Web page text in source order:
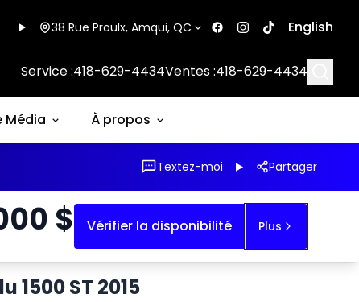
38 Rue Proulx, Amqui, QC English
Service :418-629-4434Ventes :418-629-4434
Média À propos
Textez-moi Partager
$ Vérifier la disponibilité Plus
ST 2015